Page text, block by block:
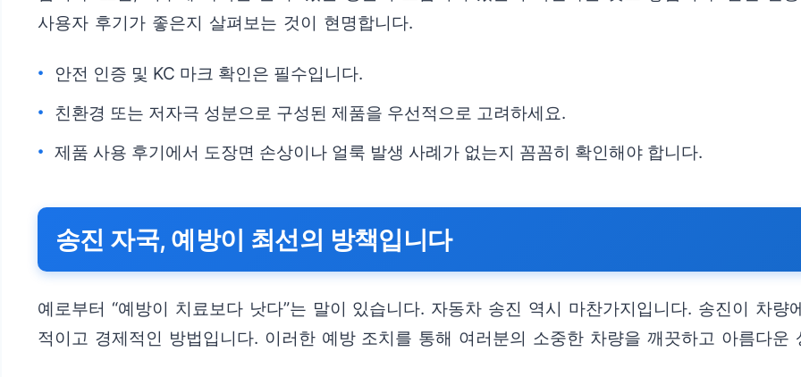
사용자 후기가 좋은지 살펴보는 것이 현명합니다.
안전 인증 및 KC 마크 확인은 필수입니다.
친환경 또는 저자극 성분으로 구성된 제품을 우선적으로 고려하세요.
제품 사용 후기에서 도장면 손상이나 얼룩 발생 사례가 없는지 꼼꼼히 확인해야 합니다.
송진 자국, 예방이 최선의 방책입니다
예로부터 “예방이 치료보다 낫다”는 말이 있습니다. 자동차 송진 역시 마찬가지입니다. 송진이 차
적이고 경제적인 방법입니다. 이러한 예방 조치를 통해 여러분의 소중한 차량을 깨끗하고 아름다운